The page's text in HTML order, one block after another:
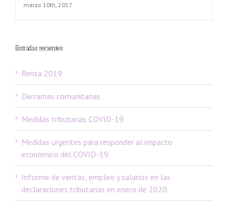
marzo 10th, 2017
Entradas recientes
Renta 2019
Derramas comunitarias
Medidas tributarias COVID-19
Medidas urgentes para responder al impacto
económico del COVID-19
Informe de ventas, empleo y salarios en las
declaraciones tributarias en enero de 2020.